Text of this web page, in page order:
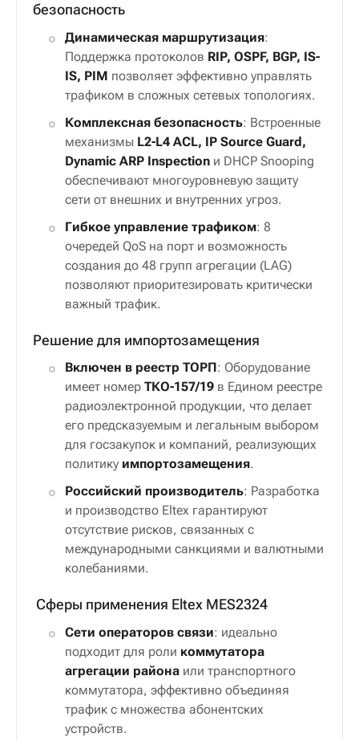
безопасность
Динамическая маршрутизация:
Поддержка протоколов RIP, OSPF, BGP, IS-
IS, PIM позволяет эффективно управлять
трафиком в сложных сетевых топологиях.
Комплексная безопасность: Встроенные
механизмы L2-L4 ACL, IP Source Guard,
Dynamic ARP Inspection и DHCP Snooping
обеспечивают многоуровневую защиту
сети от внешних и внутренних угроз.
Гибкое управление трафиком: 8
очередей QoS на порт и возможность
создания до 48 групп агрегации (LAG)
позволяют приоритезировать критически
важный трафик.
Решение для импортозамещения
Включен в реестр ТОРП: Оборудование
имеет номер ТКО-157/19 в Едином реестре
радиоэлектронной продукции, что делает
его предсказуемым и легальным выбором
для госзакупок и компаний, реализующих
политику импортозамещения.
Российский производитель: Разработка
и производство Eltex гарантируют
отсутствие рисков, связанных с
международными санкциями и валютными
колебаниями.
Сферы применения Eltex MES2324
Сети операторов связи: идеально
подходит для роли коммутатора
агрегации района или транспортного
коммутатора, эффективно объединяя
трафик с множества абонентских
устройств.